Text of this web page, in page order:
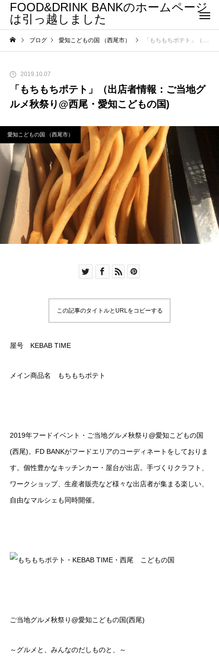
FOOD&DRINK BANKのホームページ
は引っ越しました
ブログ 愛知こどもの国 （西尾市） 「もちもちポテト」（出店者情報：ご当地グルメ秋祭り@西尾・愛知こどもの国)
2019.10.07
「もちもちポテト」（出店者情報：ご当地グ
ルメ秋祭り@西尾・愛知こどもの国)
愛知こどもの国 （西尾市）
この記事のタイトルとURLをコピーする
屋号 KEBAB TIME
メイン商品名 もちもちポテト
2019年フードイベント・ご当地グルメ秋祭り@愛知こどもの国
(西尾)。FD BANKがフードエリアのコーディネートをしておりま
す。個性豊かなキッチンカー・屋台が出店。手づくりクラフト、
ワークショップ、生産者販売など様々な出店者が集まる楽しい、
自由なマルシェも同時開催。
ご当地グルメ秋祭り@愛知こどもの国(西尾)
～グルメと、みんなのだしものと、～